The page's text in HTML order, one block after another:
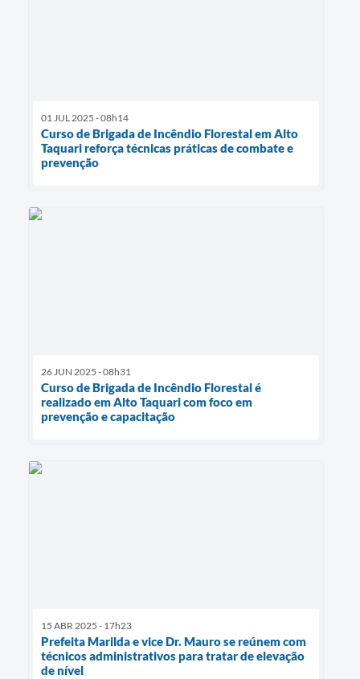
01 JUL 2025 - 08h14
Curso de Brigada de Incêndio Florestal em Alto
Taquari reforça técnicas práticas de combate e
prevenção
26 JUN 2025 - 08h31
Curso de Brigada de Incêndio Florestal é
realizado em Alto Taquari com foco em
prevenção e capacitação
15 ABR 2025 - 17h23
Prefeita Marilda e vice Dr. Mauro se reúnem com
técnicos administrativos para tratar de elevação
de nível